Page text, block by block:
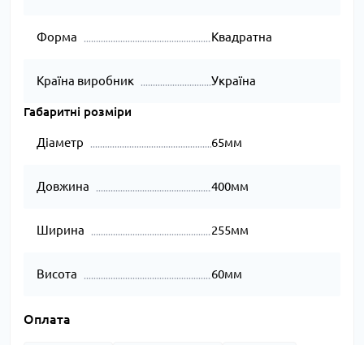
Форма Квадратна
Країна виробник Україна
Габаритні розміри
Діаметр 65мм
Довжина 400мм
Ширина 255мм
Висота 60мм
Оплата